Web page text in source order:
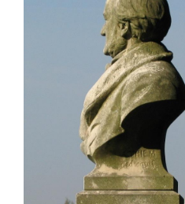
mostre, due Congressi
Associazioni Richard
RWVI (nel 1994 e
partecipanti da ventisei
Internazionale per Voci
più di 800
inviato più di 110
quali Borsisti Bayreuth
degli Stipendiati presso i